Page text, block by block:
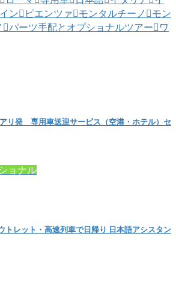
ン ピエンツァ モンタルチーノ
モン
パーツ手配とオプショナルツアー
ワ
アリ発 専用車送迎サービス（空港・ホテル）セ
ョナル
トレット・高速列車で日帰り 日本語アシスタン